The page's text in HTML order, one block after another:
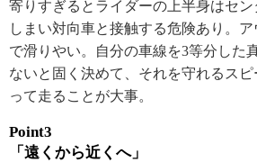
寄りすぎるとライダーの上半身はセ
しまい対向車と接触する危険あり。
で滑りやい。自分の車線を3等分した
ないと固く決めて、それを守れるス
って走ることが大事。
Point3
「遠くから近くへ」